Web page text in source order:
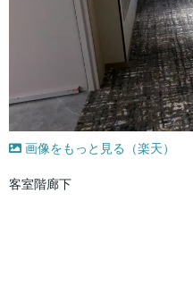
画像をもっと見る（楽天）
客室階廊下